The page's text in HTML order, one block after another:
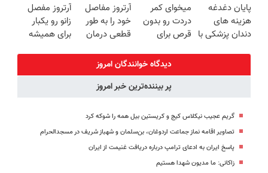
برگردون
(40%off)
(پرسش‌نامه)
درمان کنی؟
((پرسش‌نامه))
پایان دغدغه
هزینه های
دندان پزشکی با
میخوای کمر
دردت رو بدون
قرص برای
(◂پرسش‌نامه
رو پر کن)
آرتروز مفاصل
خود را به طور
قطعی درمان
◗پرسش‌نامه◖
آرتروز مفصل
زانو رو یکبار
برای همیشه
دیدگاه خوانندگان امروز
پر بیننده‌ترین خبر امروز
گریم عجیب نیکلاس کیج و کریستین بیل همه را شوکه کرد
تصاویر اقامه نماز جماعت اردوغان، بن‌سلمان و شهباز شریف در مسجدالحرام
پاسخ ایران به ادعای ترامپ درباره دریافت غنیمت از ایران
زاکانی: ما مدیون شهدا هستیم